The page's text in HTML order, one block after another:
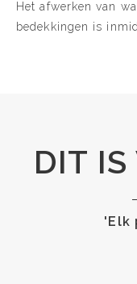
Het afwerken van
bedekkingen is
DIT IS
'Elk